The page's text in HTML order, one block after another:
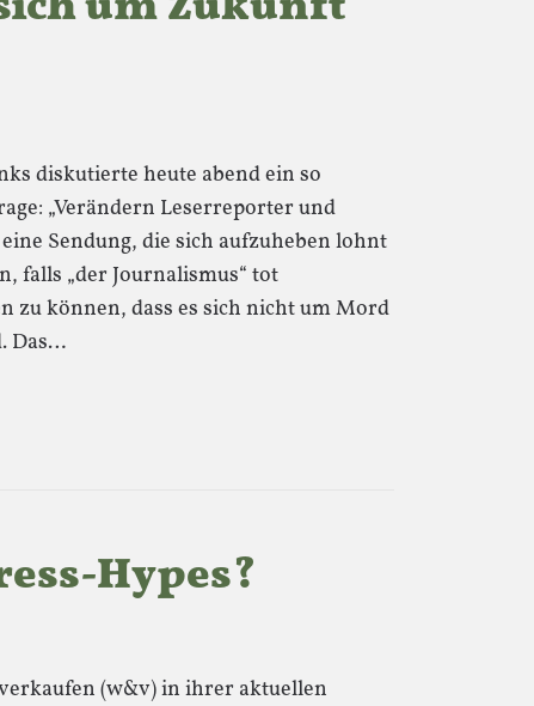
diskutierte heute abend ein so
„Verändern Leserreporter und
Sendung, die sich aufzuheben lohnt
falls „der Journalismus“ tot
zu können, dass es sich nicht um Mord
Das…
Hypes?
(w&v) in ihrer aktuellen